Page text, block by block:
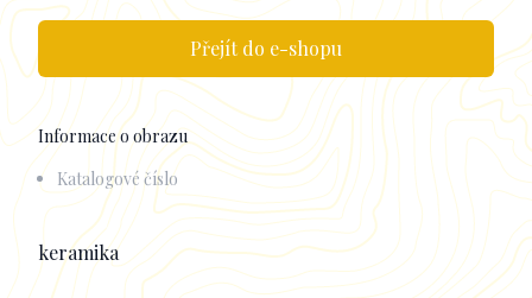
Přejít do e-shopu
Informace o obrazu
Katalogové číslo
Popisek
keramika